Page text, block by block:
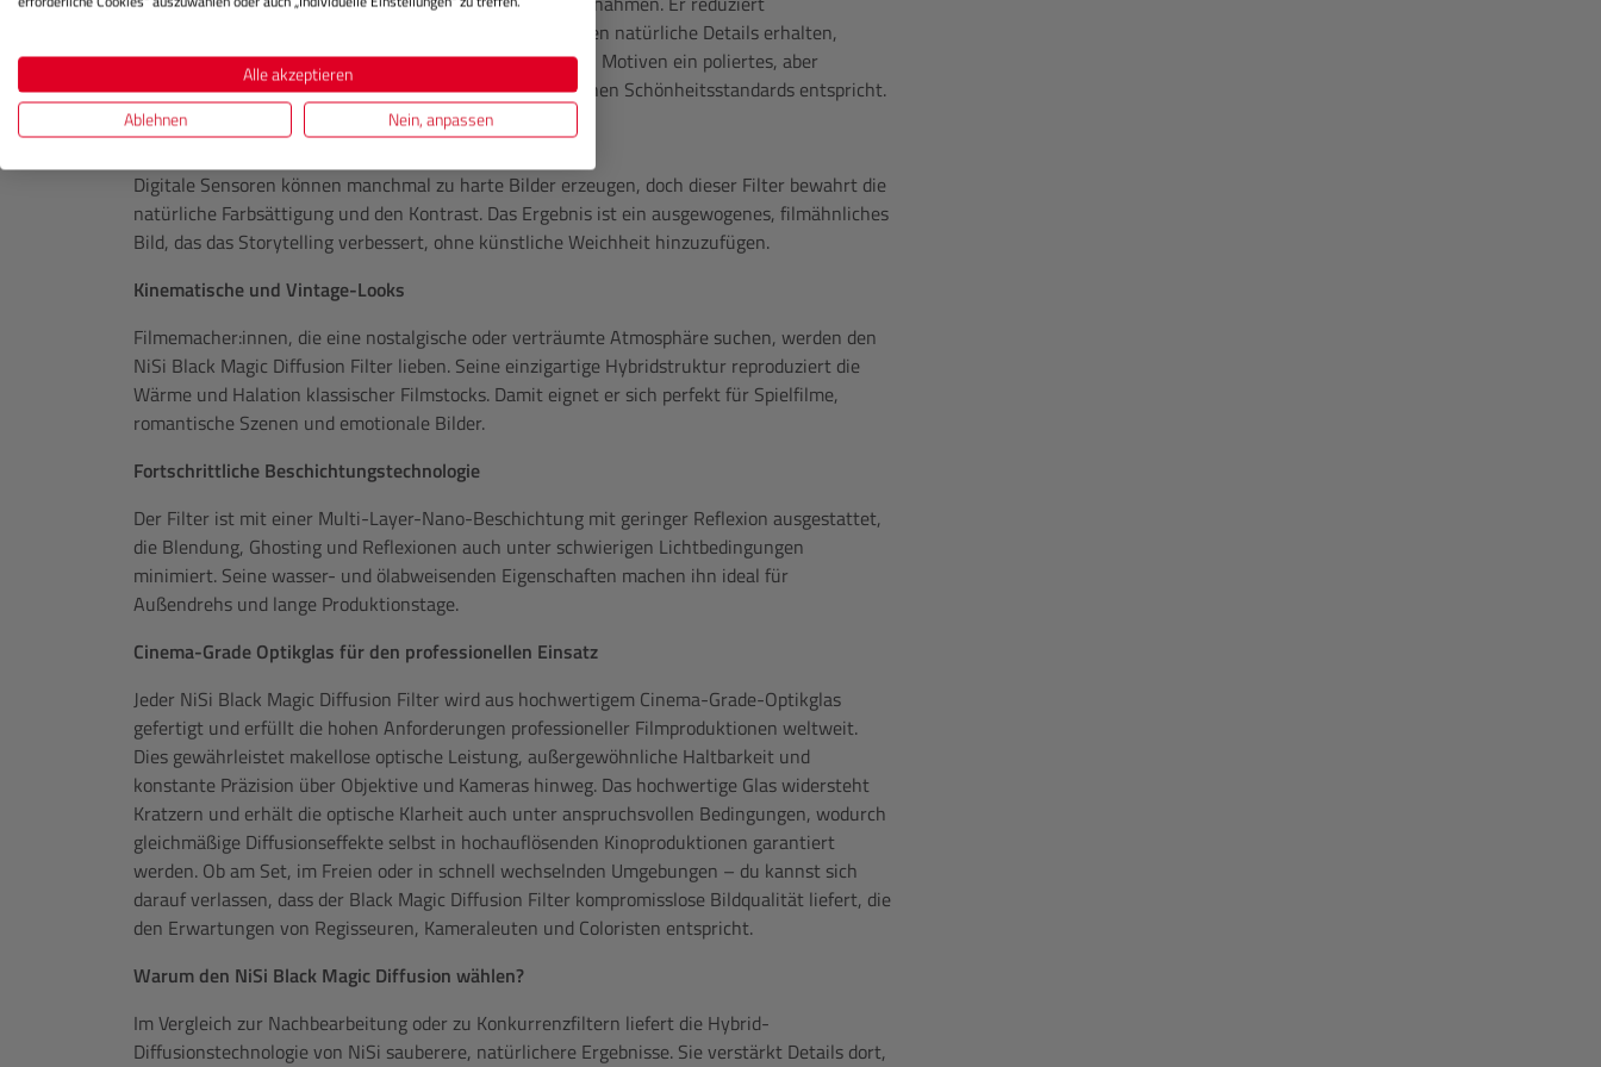
Hautunreinheiten sanft und glättet Texturen.Dabei bleiben natürliche Details erhalten,
sodass Augen und Haare scharf bleiben. Dies verleiht den Motiven ein poliertes, aber
dennoch authentisches Aussehen, das modernen filmischen Schönheitsstandards entspricht.
Erhalt von Farbe und Kontrast
Digitale Sensoren können manchmal zu harte Bilder erzeugen, doch dieser Filter bewahrt die
natürliche Farbsättigung und den Kontrast. Das Ergebnis ist ein ausgewogenes, filmähnliches
Bild, das das Storytelling verbessert, ohne künstliche Weichheit hinzuzufügen.
Kinematische und Vintage-Looks
Filmemacher:innen, die eine nostalgische oder verträumte Atmosphäre suchen, werden den
NiSi Black Magic Diffusion Filter lieben. Seine einzigartige Hybridstruktur reproduziert die
Wärme und Halation klassischer Filmstocks. Damit eignet er sich perfekt für Spielfilme,
romantische Szenen und emotionale Bilder.
Fortschrittliche Beschichtungstechnologie
Der Filter ist mit einer Multi-Layer-Nano-Beschichtung mit geringer Reflexion ausgestattet,
die Blendung, Ghosting und Reflexionen auch unter schwierigen Lichtbedingungen
minimiert. Seine wasser- und ölabweisenden Eigenschaften machen ihn ideal für
Außendrehs und lange Produktionstage.
Cinema-Grade Optikglas für den professionellen Einsatz
Jeder NiSi Black Magic Diffusion Filter wird aus hochwertigem Cinema-Grade-Optikglas
gefertigt und erfüllt die hohen Anforderungen professioneller Filmproduktionen weltweit.
Dies gewährleistet makellose optische Leistung, außergewöhnliche Haltbarkeit und
konstante Präzision über Objektive und Kameras hinweg. Das hochwertige Glas widersteht
Kratzern und erhält die optische Klarheit auch unter anspruchsvollen Bedingungen, wodurch
gleichmäßige Diffusionseffekte selbst in hochauflösenden Kinoproduktionen garantiert
werden. Ob am Set, im Freien oder in schnell wechselnden Umgebungen – du kannst sich
darauf verlassen, dass der Black Magic Diffusion Filter kompromisslose Bildqualität liefert, die
den Erwartungen von Regisseuren, Kameraleuten und Coloristen entspricht.
Warum den NiSi Black Magic Diffusion wählen?
Im Vergleich zur Nachbearbeitung oder zu Konkurrenzfiltern liefert die Hybrid-
Diffusionstechnologie von NiSi sauberere, natürlichere Ergebnisse. Sie verstärkt Details dort,
Alle akzeptieren
Ablehnen
Nein, anpassen